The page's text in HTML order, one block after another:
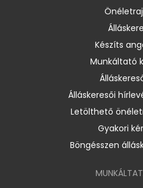
Készíts
Munkáltató
Álláskeresői
Letölthető
Gyakori
Böngésszen